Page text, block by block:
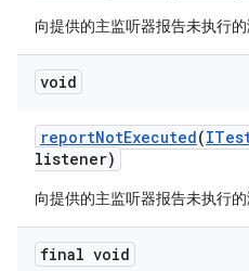
向提供的主监听器报告未执行的
void
reportNotExecuted(
listener)
向提供的主监听器报告未执行的
final void